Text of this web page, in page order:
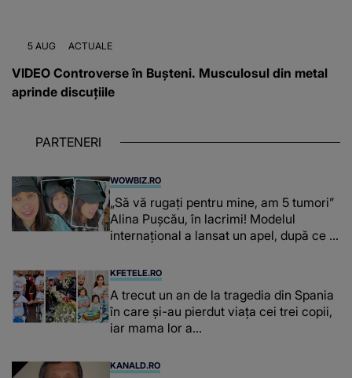
5 AUG ACTUALE
VIDEO Controverse în Bușteni. Musculosul din metal
aprinde discuțiile
PARTENERI
WOWBIZ.RO
„Să vă rugați pentru mine, am 5 tumori”
Alina Pușcău, în lacrimi! Modelul
internațional a lansat un apel, după ce a
KFETELE.RO
A trecut un an de la tragedia din Spania
în care și-au pierdut viața cei trei copii,
iar mama lor a…
KANALD.RO